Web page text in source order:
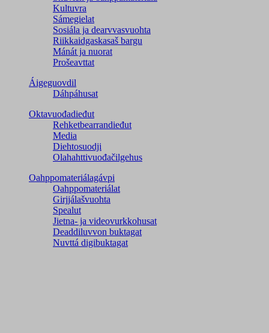
Kultuvra
Sámegielat
Sosiála ja dearvvasvuohta
Riikkaidgaskasaš bargu
Mánát ja nuorat
Prošeavttat
Áigeguovdil
Dáhpáhusat
Oktavuođadieđut
Rehketbearrandieđut
Media
Diehtosuodji
Olahahttivuođačilgehus
Oahppomateriálagávpi
Oahppomateriálat
Girjjálašvuohta
Spealut
Jietna- ja videovurkkohusat
Deaddiluvvon buktagat
Nuvttá digibuktagat